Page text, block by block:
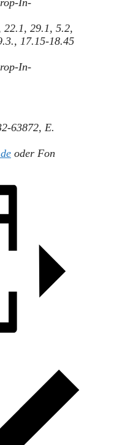
22.1, 29.1, 5.2,
17.15-18.45
In-
63872, E.
oder Fon